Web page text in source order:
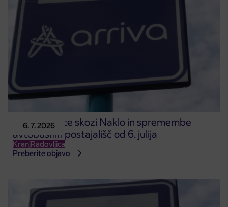
6. 7. 2026
Zapora ceste skozi Naklo in spremembe
avtobusnih postajališč od 6. julija
KranjRadovljica
Preberite objavo